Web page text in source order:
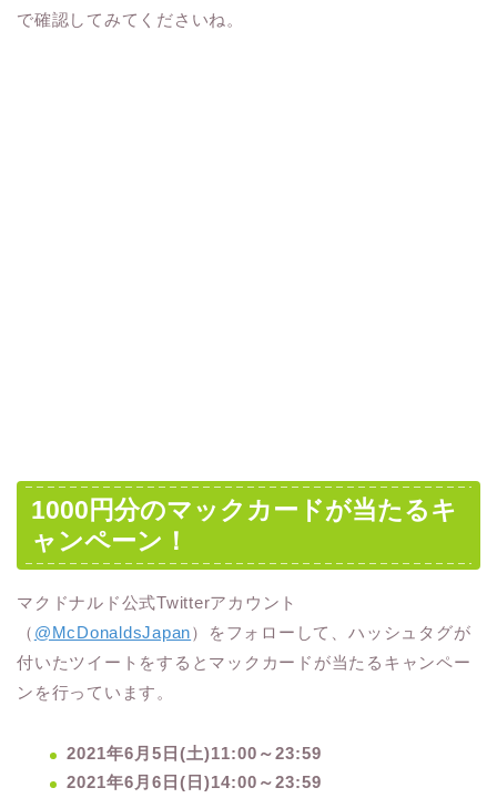
で確認してみてくださいね。
1000円分のマックカードが当たるキ
ャンペーン！
マクドナルド公式Twitterアカウント
（ @McDonaldsJapan）をフォローして、ハッシュタグが
付いたツイートをするとマックカードが当たるキャンペー
ンを行っています。
2021年6月5日(土)11:00～23:59
2021年6月6日(日)14:00～23:59